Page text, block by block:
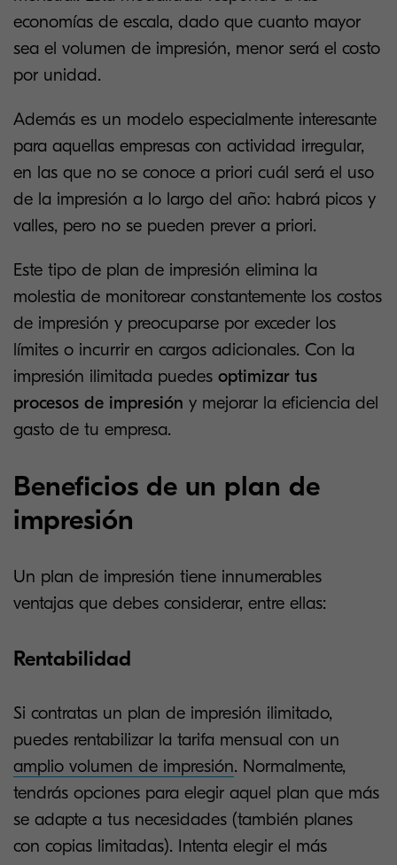
economías de escala, dado que cuanto mayor
sea el volumen de impresión, menor será el costo
por unidad.
Además es un modelo especialmente interesante
para aquellas empresas con actividad irregular,
en las que no se conoce a priori cuál será el uso
de la impresión a lo largo del año: habrá picos y
valles, pero no se pueden prever a priori.
Este tipo de plan de impresión elimina la
molestia de monitorear constantemente los costos
de impresión y preocuparse por exceder los
límites o incurrir en cargos adicionales. Con la
impresión ilimitada puedes optimizar tus
procesos de impresión y mejorar la eficiencia del
gasto de tu empresa.
Beneficios de un plan de
impresión
Un plan de impresión tiene innumerables
ventajas que debes considerar, entre ellas:
Rentabilidad
Si contratas un plan de impresión ilimitado,
puedes rentabilizar la tarifa mensual con un
amplio volumen de impresión. Normalmente,
tendrás opciones para elegir aquel plan que más
se adapte a tus necesidades (también planes
con copias limitadas). Intenta elegir el más